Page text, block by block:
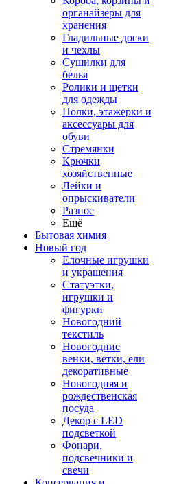
органайзеры для
хранения
Гладильные доски
и чехлы
Сушилки для
белья
Ролики и щетки
для одежды
Полки, этажерки и
аксессуары для
обуви
Стремянки
Крючки
хозяйственные
Лейки и
опрыскиватели
Разное
Ещё
Бытовая химия
Новый год
Елочные игрушки
и украшения
Статуэтки,
игрушки и
фигурки
Новогодний
текстиль
Новогодние
венки, ветки, ели
декоративные
Новогодняя и
рождественская
посуда
Декор с LED
подсветкой
Фонари,
подсвечники и
свечи